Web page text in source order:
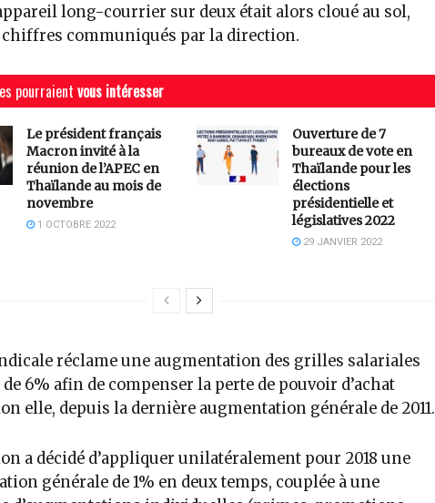
long-courrier sur deux était alors cloué au sol,
chiffres communiqués par la direction.
pourraient vous intéresser
Le président français
Macron invité à la
réunion de l’APEC en
Thaïlande au mois de
novembre
1 OCTOBRE 2022
Ouverture de 7
bureaux de vote en
Thaïlande pour les
élections
présidentielle et
législatives 2022
29 JANVIER 2022
réclame une augmentation des grilles salariales
de 6% afin de compenser la perte de pouvoir d’achat
elle, depuis la dernière augmentation générale de 2011.
a décidé d’appliquer unilatéralement pour 2018 une
générale de 1% en deux temps, couplée à une